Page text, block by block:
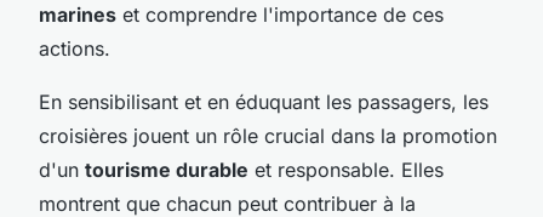
marines et comprendre l'importance de ces
actions.
En sensibilisant et en éduquant les passagers, les
croisières jouent un rôle crucial dans la promotion
d'un tourisme durable et responsable. Elles
montrent que chacun peut contribuer à la